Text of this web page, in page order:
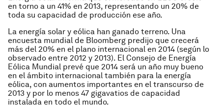
en torno a un 41% en 2013, representando un 20% de
toda su capacidad de producción ese año.
La energía solar y eólica han ganado terreno. Una
encuesta mundial de Bloomberg predijo que crecerá
más del 20% en el plano internacional en 2014 (según lo
observado entre 2012 y 2013). El Consejo de Energía
Eólica Mundial prevé que 2014 será un año muy bueno
en el ámbito internacional también para la energía
eólica, con aumentos importantes en el transcurso de
2013 y por lo menos 47 gigavatios de capacidad
instalada en todo el mundo.